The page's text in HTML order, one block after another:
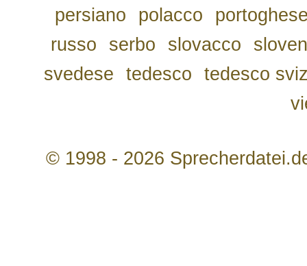
persiano
polacco
russo
serbo slovacco
svedese
tedesco
tedesco
© 1998 - 2026